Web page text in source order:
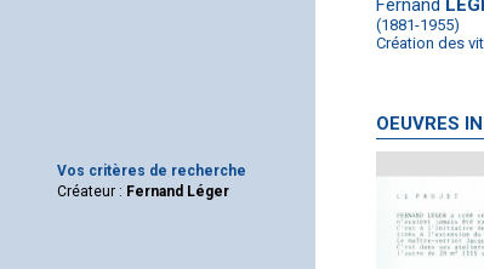
Vos critères de recherche
Créateur : Fernand Léger
Fernand
(1881-1955)
Création des
OEUVRES